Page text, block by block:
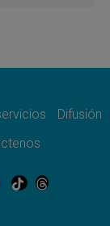
cesa: 300
Difusión